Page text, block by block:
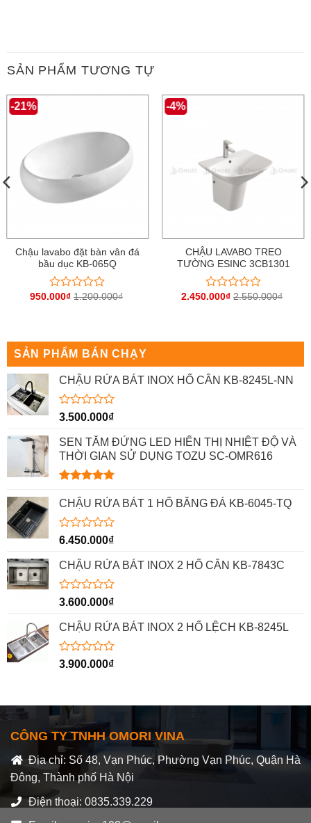
SẢN PHẨM TƯƠNG TỰ
-21%
Chậu lavabo đặt bàn vân đá
bầu dục KB-065Q
Được
5
sao
950.000₫ 1.200.000₫
-4%
CHẬU LAVABO TREO
TƯỜNG ESINC 3CB1301
Được
5
2.450.000₫ 2.550.000₫
SẢN PHẨM BÁN CHẠY
CHẬU RỬA BÁT INOX HỐ CÂN KB-8245L-NN
Được
hạng
0
5
sao
3.500.000₫
SEN TẮM ĐỨNG LED HIỂN THỊ NHIỆT ĐỘ VÀ
THỜI GIAN SỬ DỤNG TOZU SC-OMR616
hạng 5.00
CHẬU RỬA BÁT 1 HỐ BẰNG ĐÁ KB-6045-TQ
Được
hạng
0
5
6.450.000₫
CHẬU RỬA BÁT INOX 2 HỐ CÂN KB-7843C
Được
hạng
0
5
3.600.000₫
CHẬU RỬA BÁT INOX 2 HỐ LỆCH KB-8245L
Được
5
sao
3.900.000₫
CÔNG TY TNHH OMORI VINA
Địa chỉ: Số 48, Vạn Phúc, Phường Vạn Phúc, Quận Hà
Đông, Thành phố Hà Nội
Điện thoại: 0835.339.229